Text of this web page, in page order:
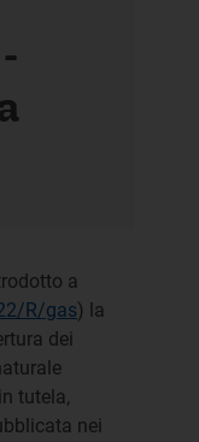
a
R/gas) la
dei
tutela,
nei